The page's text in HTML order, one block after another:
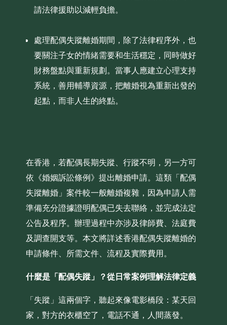
請法律援助以減輕負擔。
處理配偶失蹤離婚期間，除了法律程序外，也
要關注子女的情緒需要和生活穩定，同時做好
財務盤點與重新規劃。當事人應建立心理支持
系統，善用輔導資源，把離婚視為重新出發的
起點，而非人生的終點。
在香港，若配偶長期失蹤、行蹤不明，另一方可
依《婚姻訴訟條例》提出離婚申請。這類「配偶
失蹤離婚」案件較一般離婚複雜，因為申請人需
準備充分證據證明配偶已失去聯絡，並完成法定
公告及程序。辦理過程中亦涉及律師費、法庭費
及調查開支等。本文將詳述香港配偶失蹤離婚的
申請條件、所需文件、流程及實際費用。
什麼是「配偶失蹤」？從日常案例理解法律定義
「失蹤」這兩個字，聽起來像電影橋段：某天回
家，對方的衣櫃空了，電話不通，人間蒸發。